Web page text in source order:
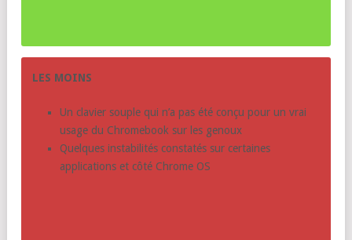
LES MOINS
Un clavier souple qui n’a pas été conçu pour un vrai
usage du Chromebook sur les genoux
Quelques instabilités constatés sur certaines
applications et côté Chrome OS